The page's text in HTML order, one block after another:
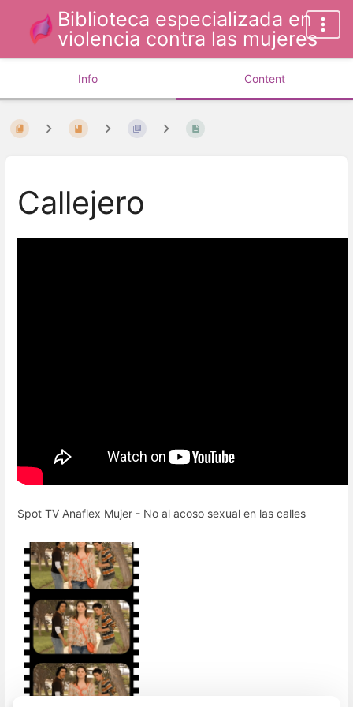
Biblioteca especializada en
violencia contra las mujeres
Info Content
Callejero
Spot TV Anaflex Mujer - No al acoso sexual en las calles